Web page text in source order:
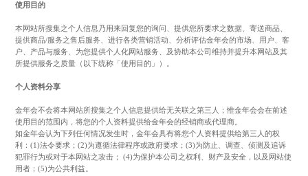
使用目的
本网站所搜集之个人信息乃用来回复您的询问、提供您所要求之数据、寄送商品、
提供商品/服务之售后服务、进行各类营销活动、分析评估金年会的市场、用户、客
户、产品与服务、为您提供个人化网站服务、及协助本公司维持并提升本网站及其
所提供服务之质量（以下统称「使用目的」）。
个人资料分享
金年会不会将本网站所搜集之个人信息提供给无关联之第三人；惟金年会会在前述
使用目的范围内，将您的个人资料提供给金年会的经销商或代理商。
如金年会认为下列任何情况发生时，金年会具有将您个人资料提供给第三人的权
利：(1)法令要求；(2)为遵循法律程序或政府要求；(3)为防止、调查、侦测及追诉
犯罪行为或对于本网站之攻击； (4)为保护本公司之权利、财产及安全，以及网站使
用者；(5)为公共利益。